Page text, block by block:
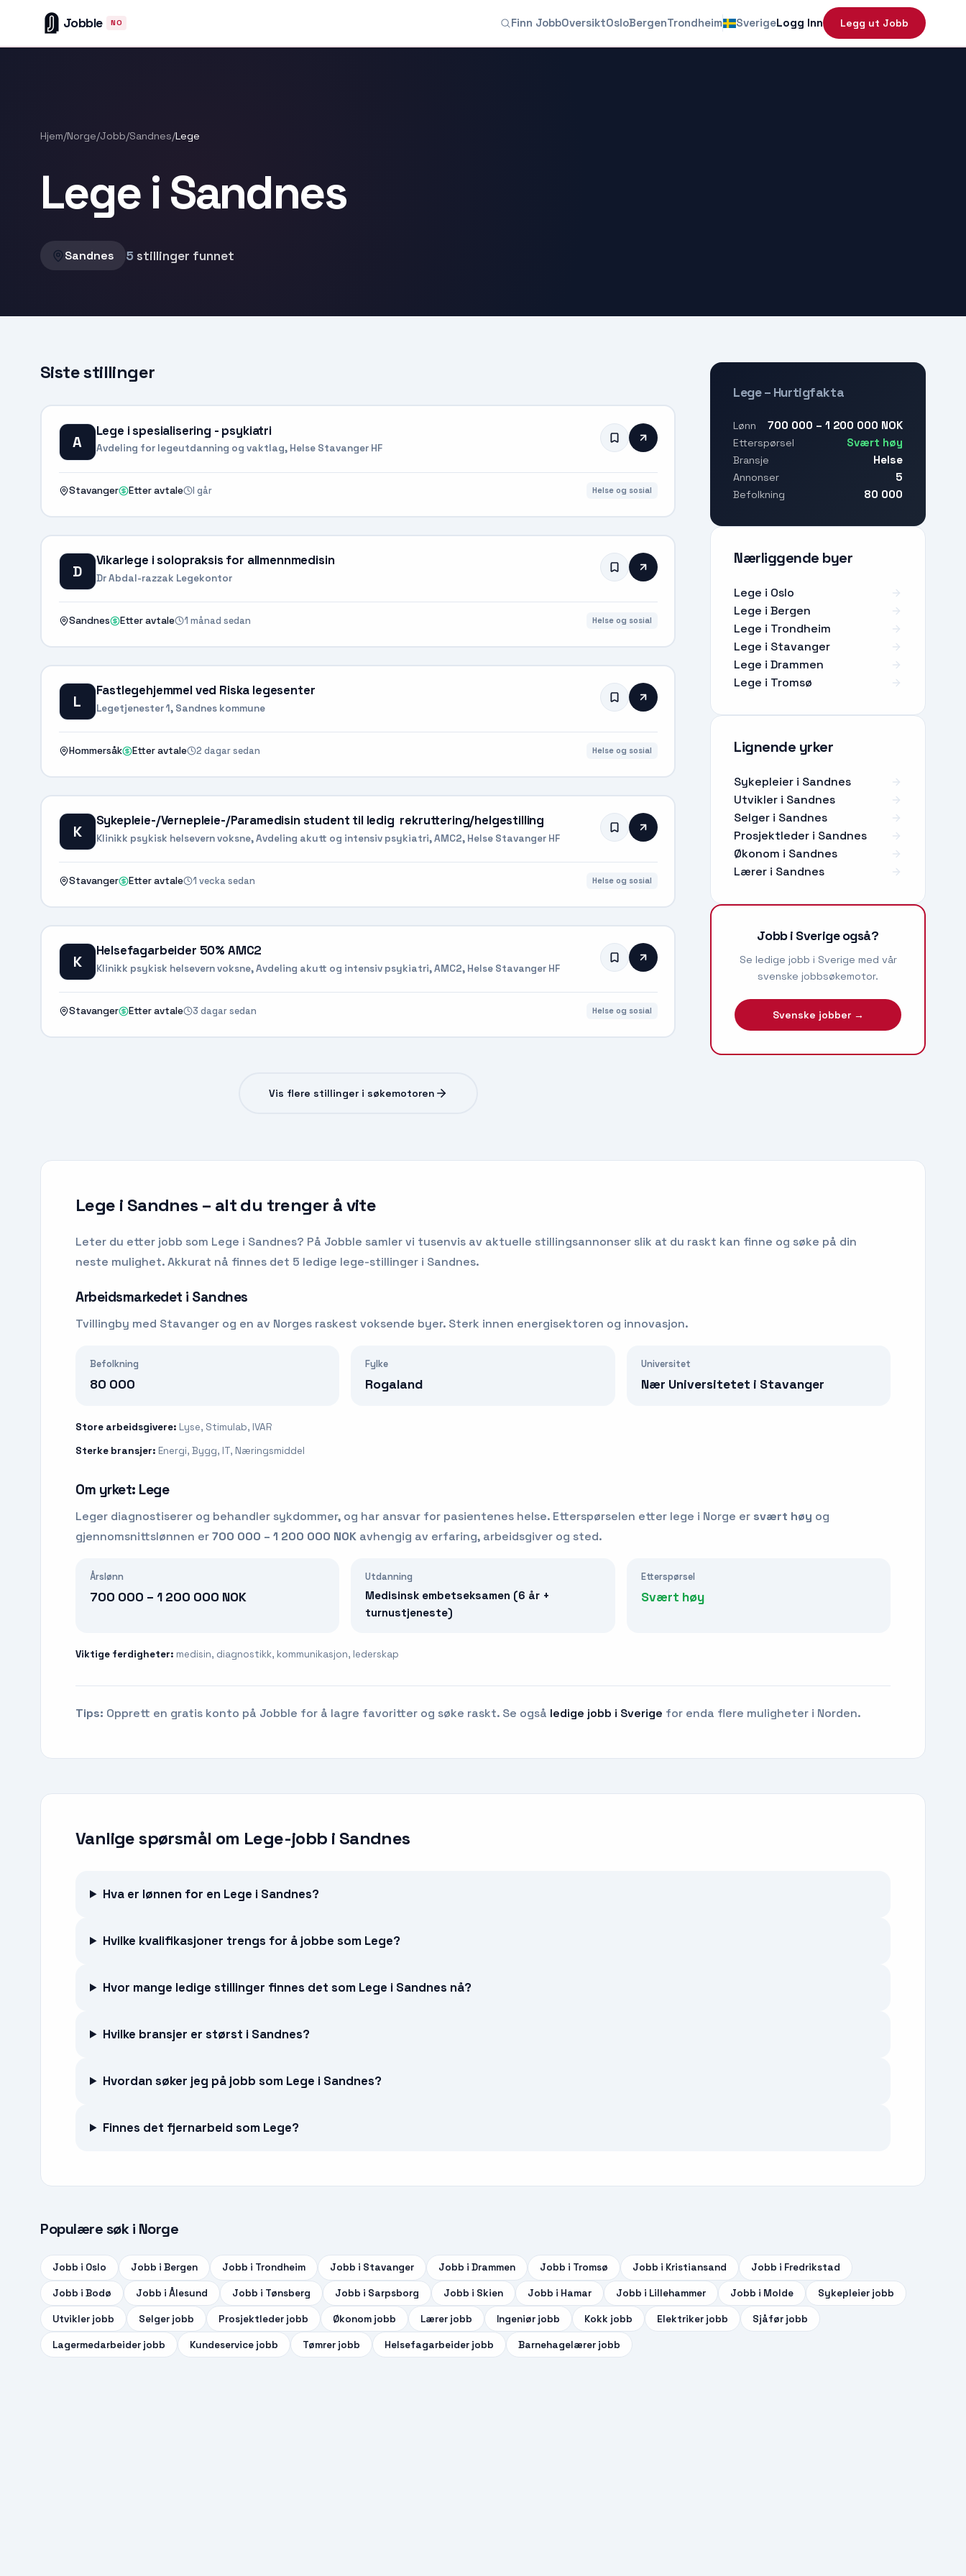
Jobble NO Finn JobbOversiktOsloBergenTrondheim SverigeLogg Inn Legg ut Jobb
Hjem/Norge/Jobb/Sandnes/Lege
Lege i Sandnes
Sandnes 5stillinger funnet
Siste stillinger
A
Lege i spesialisering - psykiatri
Avdeling for legeutdanning og vaktlag, Helse Stavanger HF
Stavanger Etter avtale I går Helse og sosial
D
Vikarlege i solopraksis for allmennmedisin
Dr Abdal-razzak Legekontor
Sandnes Etter avtale 1 månad sedan Helse og sosial
L
Fastlegehjemmel ved Riska legesenter
Legetjenester 1, Sandnes kommune
Hommersåk Etter avtale 2 dagar sedan Helse og sosial
K
Sykepleie-/Vernepleie-/Paramedisin student til ledig rekruttering/helgestilling
Klinikk psykisk helsevern voksne, Avdeling akutt og intensiv psykiatri, AMC2, Helse Stavanger HF
Stavanger Etter avtale 1 vecka sedan Helse og sosial
K
Helsefagarbeider 50% AMC2
Klinikk psykisk helsevern voksne, Avdeling akutt og intensiv psykiatri, AMC2, Helse Stavanger HF
Stavanger Etter avtale 3 dagar sedan Helse og sosial
Vis flere stillinger i søkemotoren
Lege – Hurtigfakta
Lønn 700 000 – 1 200 000 NOK
Etterspørsel Svært høy
Bransje Helse
Annonser 5
Befolkning 80 000
Nærliggende byer
Lege i Oslo
Lege i Bergen
Lege i Trondheim
Lege i Stavanger
Lege i Drammen
Lege i Tromsø
Lignende yrker
Sykepleier i Sandnes
Utvikler i Sandnes
Selger i Sandnes
Prosjektleder i Sandnes
Økonom i Sandnes
Lærer i Sandnes
Jobb i Sverige også?
Se ledige jobb i Sverige med vår
svenske jobbsøkemotor.
Svenske jobber →
Lege i Sandnes – alt du trenger å vite
Leter du etter jobb som Lege i Sandnes? På Jobble samler vi tusenvis av aktuelle stillingsannonser slik at du raskt kan finne og søke på din
neste mulighet.Akkurat nå finnes det 5 ledige lege-stillinger i Sandnes.
Arbeidsmarkedet i Sandnes
Tvillingby med Stavanger og en av Norges raskest voksende byer. Sterk innen energisektoren og innovasjon.
Befolkning
80 000
Fylke
Rogaland
Universitet
Nær Universitetet i Stavanger
Store arbeidsgivere: Lyse, Stimulab, IVAR
Sterke bransjer: Energi, Bygg, IT, Næringsmiddel
Om yrket: Lege
Leger diagnostiserer og behandler sykdommer, og har ansvar for pasientenes helse. Etterspørselen etter lege i Norge er svært høy og
gjennomsnittslønnen er700 000 – 1 200 000 NOK avhengig av erfaring, arbeidsgiver og sted.
Årslønn
700 000 – 1 200 000 NOK
Utdanning
Medisinsk embetseksamen (6 år +
turnustjeneste)
Etterspørsel
Svært høy
Viktige ferdigheter: medisin, diagnostikk, kommunikasjon, lederskap
Tips: Opprett en gratis konto på Jobble for å lagre favoritter og søke raskt. Se også ledige jobb i Sverige for enda flere muligheter i Norden.
Vanlige spørsmål om Lege-jobb i Sandnes
Hva er lønnen for en Lege i Sandnes?
Hvilke kvalifikasjoner trengs for å jobbe som Lege?
Hvor mange ledige stillinger finnes det som Lege i Sandnes nå?
Hvilke bransjer er størst i Sandnes?
Hvordan søker jeg på jobb som Lege i Sandnes?
Finnes det fjernarbeid som Lege?
Populære søk i Norge
Jobb i Oslo Jobb i Bergen Jobb i Trondheim Jobb i Stavanger Jobb i Drammen Jobb i Tromsø Jobb i Kristiansand Jobb i Fredrikstad
Jobb i Bodø Jobb i Ålesund Jobb i Tønsberg Jobb i Sarpsborg Jobb i Skien Jobb i Hamar Jobb i Lillehammer Jobb i Molde Sykepleier jobb
Utvikler jobb Selger jobb Prosjektleder jobb Økonom jobb Lærer jobb Ingeniør jobb Kokk jobb Elektriker jobb Sjåfør jobb
Lagermedarbeider jobb Kundeservice jobb Tømrer jobb Helsefagarbeider jobb Barnehagelærer jobb